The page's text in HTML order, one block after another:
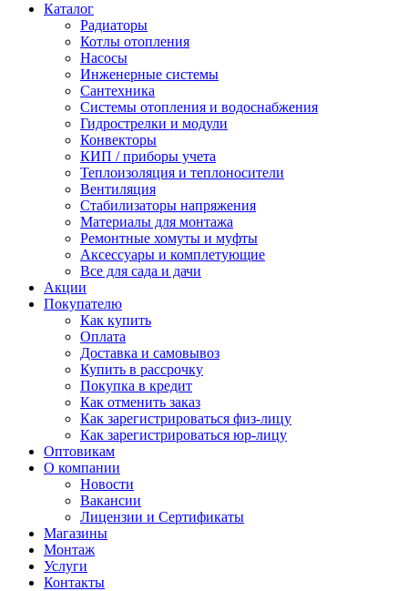
Каталог
Радиаторы
Котлы отопления
Насосы
Инженерные системы
Сантехника
Системы отопления и водоснабжения
Гидрострелки и модули
Конвекторы
КИП / приборы учета
Теплоизоляция и теплоносители
Вентиляция
Стабилизаторы напряжения
Материалы для монтажа
Ремонтные хомуты и муфты
Аксессуары и комплетующие
Все для сада и дачи
Акции
Покупателю
Как купить
Оплата
Доставка и самовывоз
Купить в рассрочку
Покупка в кредит
Как отменить заказ
Как зарегистрироваться физ-лицу
Как зарегистрироваться юр-лицу
Оптовикам
О компании
Новости
Вакансии
Лицензии и Сертификаты
Магазины
Монтаж
Услуги
Контакты